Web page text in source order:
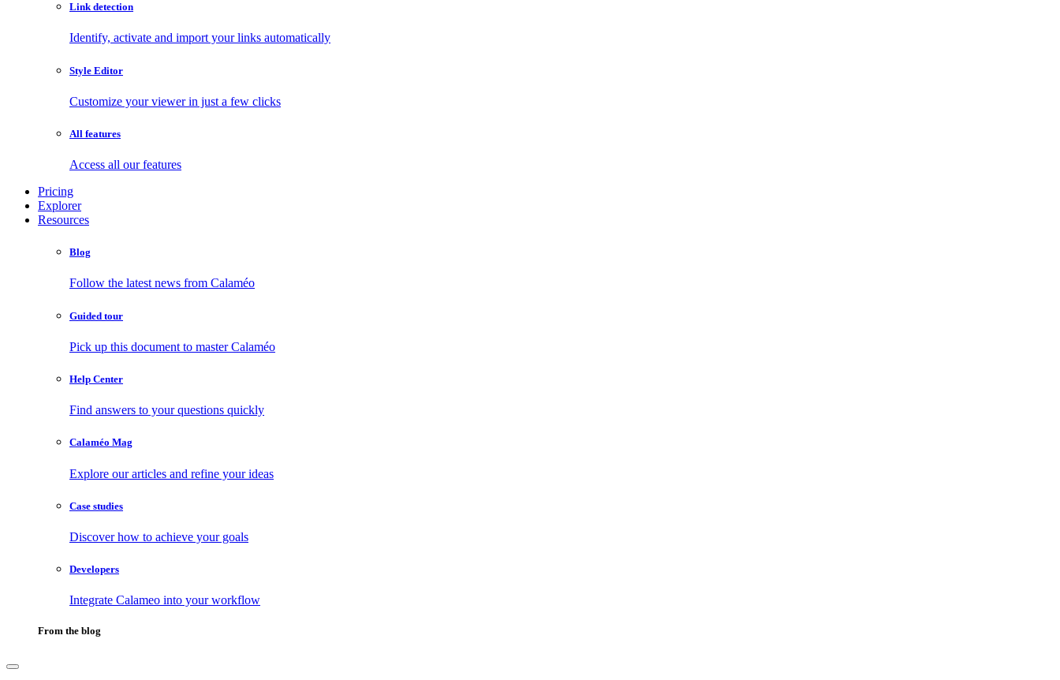
Link detection
Identify, activate and import your links automatically
Style Editor
Customize your viewer in just a few clicks
All features
Access all our features
Pricing
Explorer
Resources
Blog
Follow the latest news from Calaméo
Guided tour
Pick up this document to master Calaméo
Help Center
Find answers to your questions quickly
Calaméo Mag
Explore our articles and refine your ideas
Case studies
Discover how to achieve your goals
Developers
Integrate Calameo into your workflow
From the blog